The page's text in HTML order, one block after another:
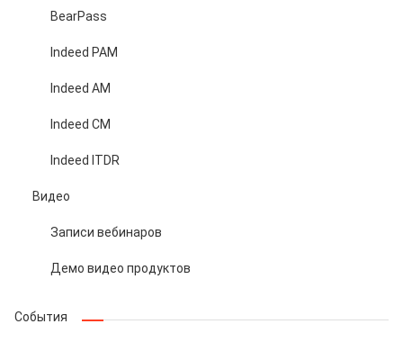
BearPass
Indeed PAM
Indeed AM
Indeed CM
Indeed ITDR
Видео
Записи вебинаров
Демо видео продуктов
События